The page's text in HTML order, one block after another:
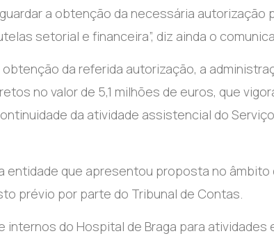
a obtenção da necessária autorização
setorial e financeira”, diz ainda o
da referida autorização, a
no valor de 5,1 milhões de euros, que
da atividade assistencial do
entidade que apresentou proposta no
prévio por parte do Tribunal de Contas.
internos do Hospital de Braga para